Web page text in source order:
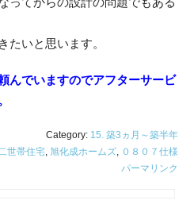
たいと思います。
んでいますのでアフターサービ
Category: 15. 築3ヵ月～築半年
世帯住宅, 旭化成ホームズ, ０８０７仕様
パーマリンク